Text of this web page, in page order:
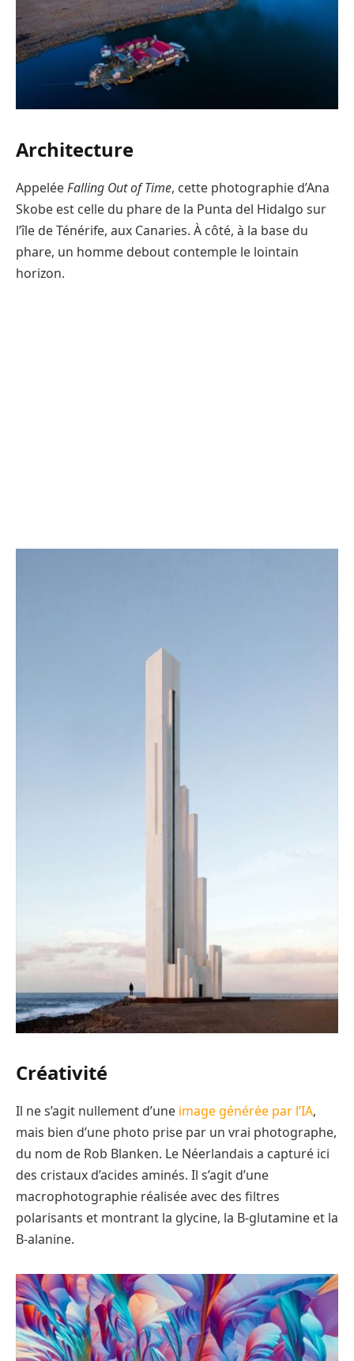
Architecture
AppeléeFalling Out of Time, cette photographie d’Ana
Skobe est celle du phare de la Punta del Hidalgo sur
l’île de Ténérife, aux Canaries. À côté, à la base du
phare, un homme debout contemple le lointain
horizon.
Créativité
Il ne s’agit nullement d’une image générée par l’IA,
mais bien d’une photo prise par un vrai photographe,
du nom de Rob Blanken. Le Néerlandais a capturé ici
des cristaux d’acides aminés. Il s’agit d’une
macrophotographie réalisée avec des filtres
polarisants et montrant la glycine, la B-glutamine et la
B-alanine.